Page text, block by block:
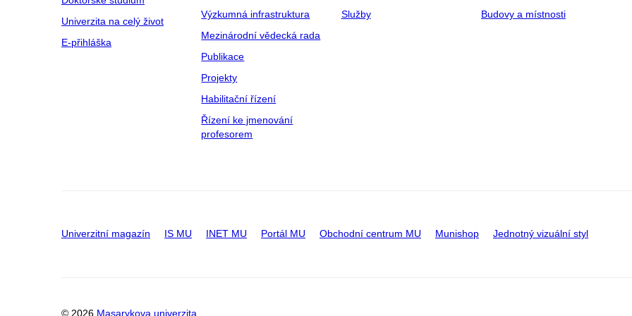
Univerzita na celý život
E-přihláška
Výzkumná infrastruktura
Mezinárodní vědecká rada
Publikace
Projekty
Habilitační řízení
Řízení ke jmenování
profesorem
Služby
Budovy a místnosti
Univerzitní magazín IS MU INET MU Portál MU Obchodní centrum MU Munishop Jednotný vizuální styl
© 2026 Masarykova univerzita